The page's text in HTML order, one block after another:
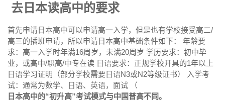
去日本读高中的要求
首先申请日本高中可以申请高一入学，但是也有学校接受高二/
高三的插班申请，所以申请日本高中基础条件如下： 年龄要
求：高一入学时年满16周岁，未满20周岁 学历要求：初中毕
业，或高中/职高/中专在读 日语要求：正规学校开具的1年以上
日语学习证明（部分学校需要日语N3或N2等级证书） 入学考
试：通常为数学、日语、英语，面试 （
日本高中的“初升高”考试模式与中国普高不同。